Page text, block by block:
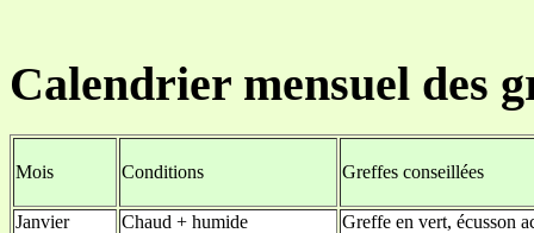
Calendrier mensuel des
Mois Conditions Greffes conseillées
Janvier Chaud + humide
Greffe en vert, écusson